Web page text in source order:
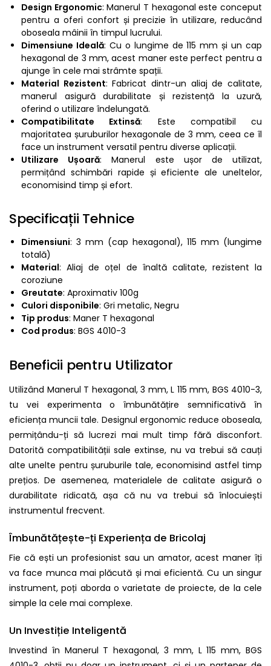
Design Ergonomic: Manerul T hexagonal este conceput
pentru a oferi confort și precizie în utilizare, reducând
oboseala mâinii în timpul lucrului.
Dimensiune Ideală: Cu o lungime de 115 mm și un cap
hexagonal de 3 mm, acest maner este perfect pentru a
ajunge în cele mai strâmte spații.
Material Rezistent: Fabricat dintr-un aliaj de calitate,
manerul asigură durabilitate și rezistență la uzură,
oferind o utilizare îndelungată.
Compatibilitate Extinsă: Este compatibil cu
majoritatea șuruburilor hexagonale de 3 mm, ceea ce îl
face un instrument versatil pentru diverse aplicații.
Utilizare Ușoară: Manerul este ușor de utilizat,
permițând schimbări rapide și eficiente ale uneltelor,
economisind timp și efort.
Specificații Tehnice
Dimensiuni: 3 mm (cap hexagonal), 115 mm (lungime
totală)
Material: Aliaj de oțel de înaltă calitate, rezistent la
coroziune
Greutate: Aproximativ 100g
Culori disponibile: Gri metalic, Negru
Tip produs: Maner T hexagonal
Cod produs: BGS 4010-3
Beneficii pentru Utilizator
Utilizând Manerul T hexagonal, 3 mm, L 115 mm, BGS 4010-3,
tu vei experimenta o îmbunătățire semnificativă în
eficiența muncii tale. Designul ergonomic reduce oboseala,
permițându-ți să lucrezi mai mult timp fără disconfort.
Datorită compatibilității sale extinse, nu va trebui să cauți
alte unelte pentru șuruburile tale, economisind astfel timp
prețios. De asemenea, materialele de calitate asigură o
durabilitate ridicată, așa că nu va trebui să înlocuiești
instrumentul frecvent.
Îmbunătățește-ți Experiența de Bricolaj
Fie că ești un profesionist sau un amator, acest maner îți
va face munca mai plăcută și mai eficientă. Cu un singur
instrument, poți aborda o varietate de proiecte, de la cele
simple la cele mai complexe.
Un Investiție Inteligentă
Investind în Manerul T hexagonal, 3 mm, L 115 mm, BGS